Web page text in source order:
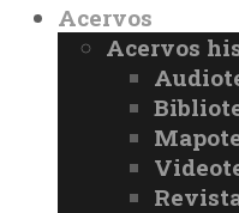
Acervos
Acervos